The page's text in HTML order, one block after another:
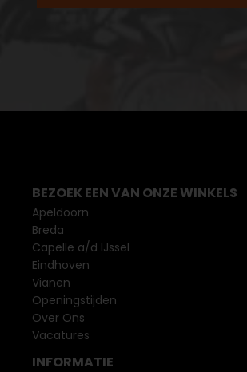
BEZOEK EEN VAN ONZE WINKELS
Apeldoorn
Breda
Capelle a/d IJssel
Eindhoven
Vianen
Openingstijden
Over Ons
Vacatures
INFORMATIE